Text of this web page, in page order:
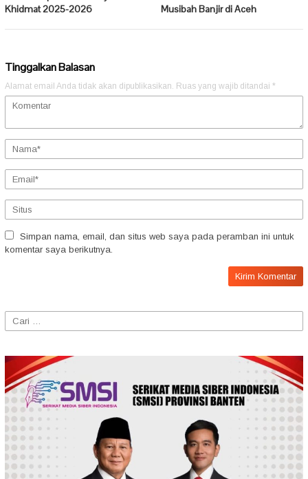
Khidmat 2025-2026
Musibah Banjir di Aceh
Tinggalkan Balasan
Alamat email Anda tidak akan dipublikasikan. Ruas yang wajib ditandai *
Simpan nama, email, dan situs web saya pada peramban ini untuk
komentar saya berikutnya.
Cari
untuk: